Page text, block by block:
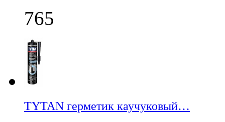
765
TYTAN герметик каучуковый…